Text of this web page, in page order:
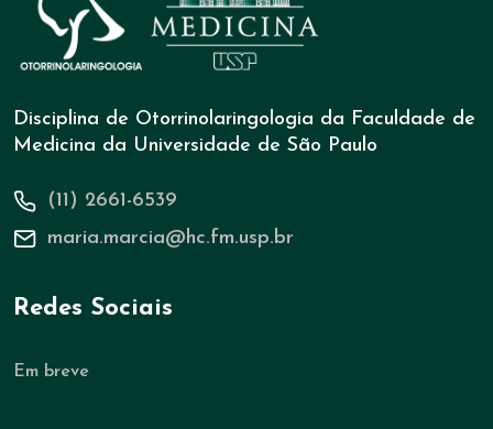
Disciplina de Otorrinolaringologia da Faculdade de
Medicina da Universidade de São Paulo
(11) 2661-6539
maria.marcia@hc.fm.usp.br
Redes Sociais
Em breve